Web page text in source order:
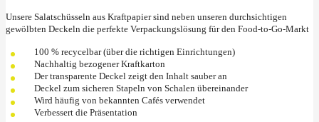
Unsere Salatschüsseln aus Kraftpapier sind neben unseren durchsichtigen
gewölbten Deckeln die perfekte Verpackungslösung für den Food-to-Go-Markt
100 % recycelbar (über die richtigen Einrichtungen)
Nachhaltig bezogener Kraftkarton
Der transparente Deckel zeigt den Inhalt sauber an
Deckel zum sicheren Stapeln von Schalen übereinander
Wird häufig von bekannten Cafés verwendet
Verbessert die Präsentation